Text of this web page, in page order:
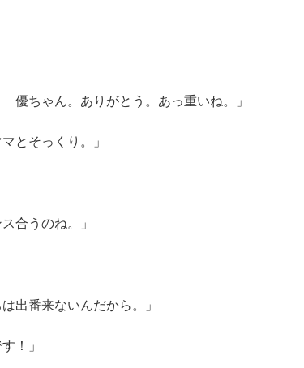
ちゃん。ありがとう。あっ重いね。」
とそっくり。」
合うのね。」
出番来ないんだから。」
！」